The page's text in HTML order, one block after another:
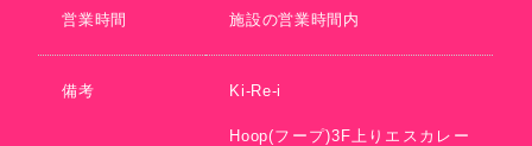
営業時間 施設の営業時間内
備考 Ki-Re-i
Hoop(フープ)3F上りエスカレー